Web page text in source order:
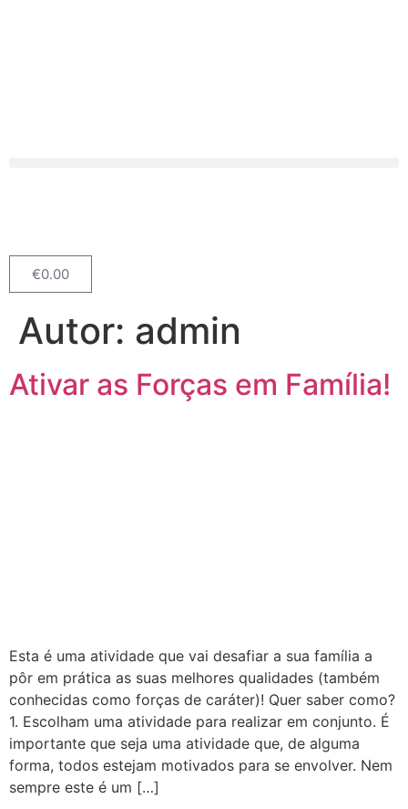
€0.00
Autor: admin
Ativar as Forças em Família!
Esta é uma atividade que vai desafiar a sua família a
pôr em prática as suas melhores qualidades (também
conhecidas como forças de caráter)! Quer saber como?
1. Escolham uma atividade para realizar em conjunto. É
importante que seja uma atividade que, de alguma
forma, todos estejam motivados para se envolver. Nem
sempre este é um […]